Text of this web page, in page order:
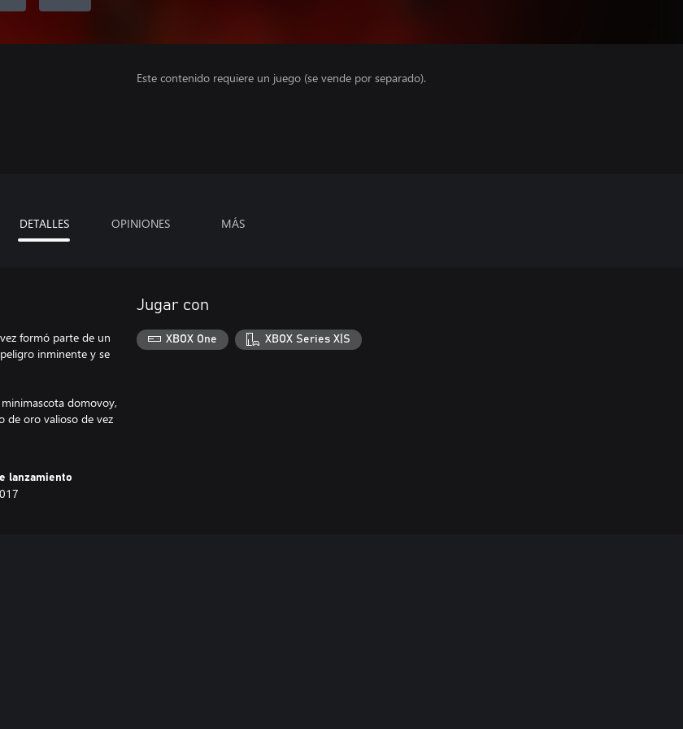
Este contenido requiere un juego (se vende por separado).
DETALLES OPINIONES MÁS
formó parte de un
inminente y se
domovoy,
de oro valioso de vez
lanzamiento
Jugar con
XBOX One XBOX Series X|S